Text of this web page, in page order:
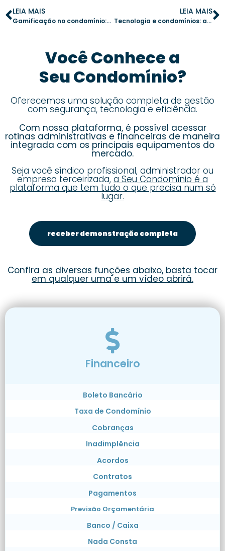
LEIA MAIS
Gamificação no condomínio: como aumentar a interação e o engajamento com moradores
LEIA MAIS
Tecnologia e condomínios: as inovações que moldarão o futuro até 2030
Você Conhece a
Seu Condomínio?
Oferecemos uma solução completa de gestão
com segurança, tecnologia e eficiência.
Com nossa plataforma, é possível acessar
rotinas administrativas e financeiras de maneira
integrada com os principais equipamentos do
mercado.
Seja você síndico profissional, administrador ou
empresa terceirizada, a Seu Condomínio é a
plataforma que tem tudo o que precisa num só
lugar.
receber demonstração completa
Confira as diversas funções abaixo, basta tocar
em qualquer uma e um vídeo abrirá.
Financeiro
Boleto Bancário
Taxa de Condomínio
Cobranças
Inadimplência
Acordos
Contratos
Pagamentos
Previsão Orçamentária
Banco / Caixa
Nada Consta